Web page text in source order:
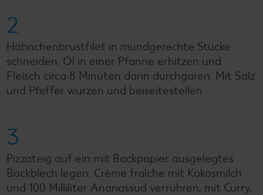
2
Hähnchenbrustfilet in mundgerechte Stücke
schneiden. Öl in einer Pfanne erhitzen und
Fleisch circa 8 Minuten darin durchgaren. Mit Salz
und Pfeffer würzen und beiseitestellen.
3
Pizzateig auf ein mit Backpapier ausgelegtes
Backblech legen. Crème fraîche mit Kokosmilch
und 100 Milliliter Ananassud verrühren, mit Curry,